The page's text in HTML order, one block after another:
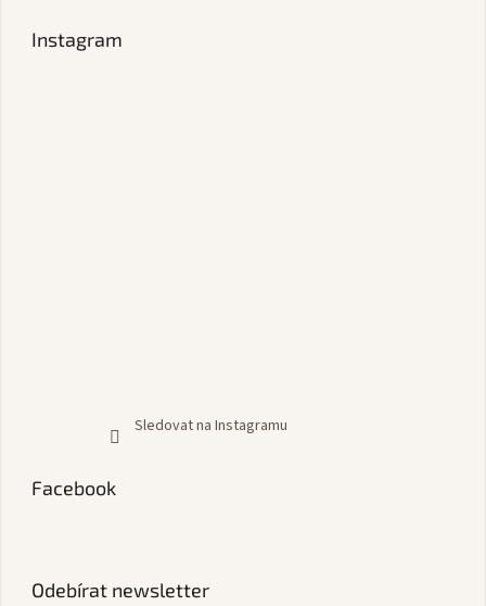
Instagram
Sledovat na Instagramu
Facebook
Odebírat newsletter